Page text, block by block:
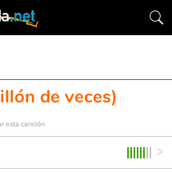
de veces)
esta canción